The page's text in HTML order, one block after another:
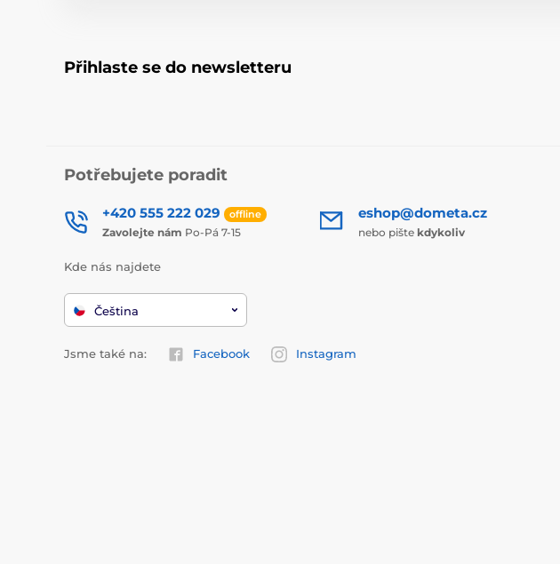
Přihlaste se do newsletteru
Potřebujete poradit
+420 555 222 029 offline
Zavolejte nám Po-Pá 7-15
eshop@dometa.cz
nebo pište kdykoliv
Kde nás najdete
Čeština
Jsme také na: Facebook Instagram